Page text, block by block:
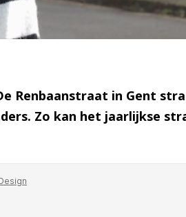
Renbaanstraat in Gent
Zo kan het jaarlijkse